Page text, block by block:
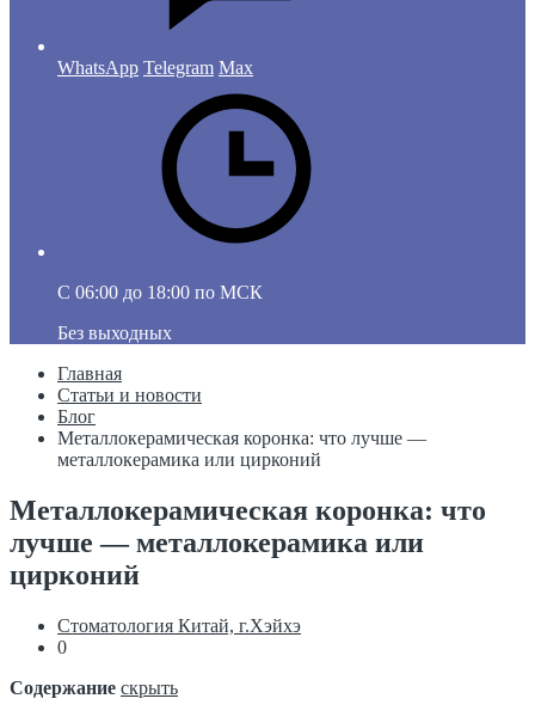
WhatsApp Telegram Max
C 06:00 до 18:00 по МСК
Без выходных
Главная
Статьи и новости
Блог
Металлокерамическая коронка: что лучше —
металлокерамика или цирконий
Металлокерамическая коронка: что
лучше — металлокерамика или
цирконий
Стоматология Китай, г.Хэйхэ
0
Содержание скрыть